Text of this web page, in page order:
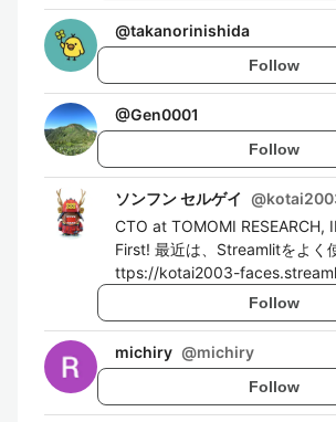
@takanorinishida
Follow
@Gen0001
Follow
ソンフン セルゲイ @
CTO at TOMOMI RESEARCH,
First! 最近は、Streamlitをよく
ttps://kotai2003-
Follow
michiry @michiry
Follow